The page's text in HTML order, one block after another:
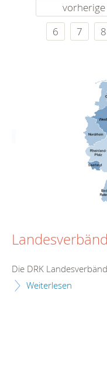
vorherige
6
7 8
Die DRK
Weiterlesen